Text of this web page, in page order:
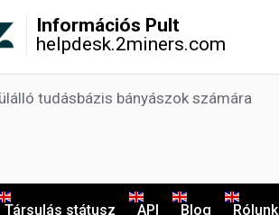
Információs Pult
helpdesk.2miners.com
tudásbázis bányászok számára
Társulás státusz API Blog Rólunk